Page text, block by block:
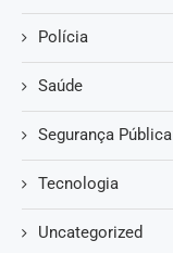
Polícia
Saúde
Segurança Pública
Tecnologia
Uncategorized